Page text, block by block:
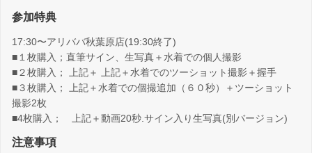
参加特典
17:30〜アリババ秋葉原店(19:30終了)
■１枚購入；直筆サイン、生写真＋水着での個人撮影
■２枚購入； 上記＋ 上記＋水着でのツーショット撮影＋握手
■３枚購入； 上記＋水着での個撮追加（６０秒）＋ツーショット
撮影2枚
■4枚購入； 上記＋動画20秒.サイン入り生写真(別バージョン)
注意事項